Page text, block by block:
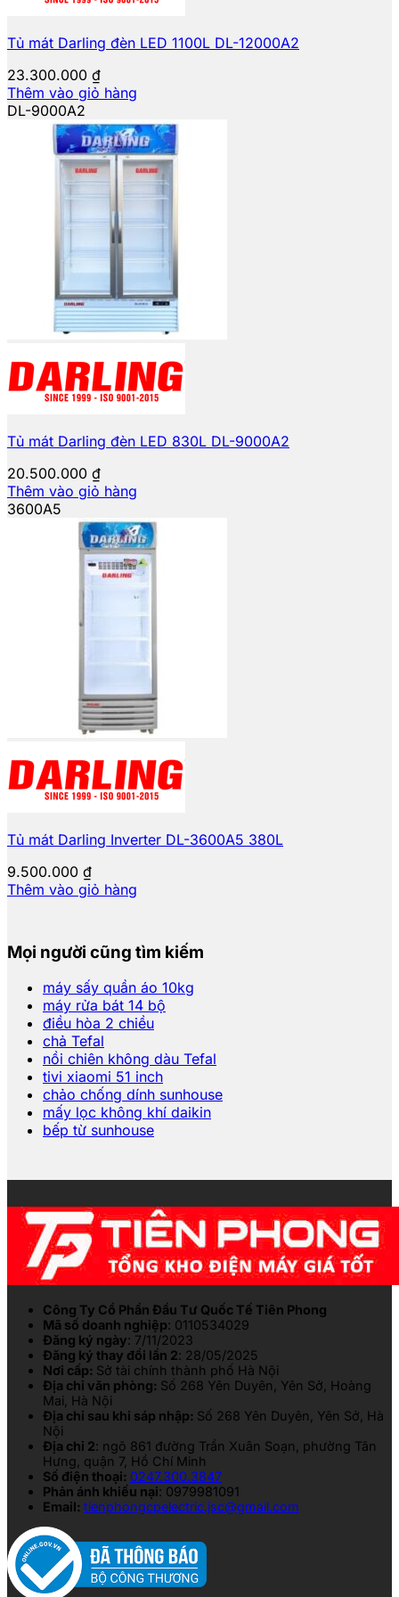
Tủ mát Darling đèn LED 1100L DL-12000A2
23.300.000 ₫
Thêm vào giỏ hàng
DL-9000A2
Tủ mát Darling đèn LED 830L DL-9000A2
20.500.000 ₫
Thêm vào giỏ hàng
3600A5
Tủ mát Darling Inverter DL-3600A5 380L
9.500.000 ₫
Thêm vào giỏ hàng
Mọi người cũng tìm kiếm
máy sấy quần áo 10kg
máy rửa bát 14 bộ
điều hòa 2 chiều
chả Tefal
nồi chiên không dàu Tefal
tivi xiaomi 51 inch
chảo chống dính sunhouse
mấy lọc không khí daikin
bếp từ sunhouse
Công Ty Cổ Phần Đầu Tư Quốc Tế Tiên Phong
Mã số doanh nghiệp: 0110534029
Đăng ký ngày: 7/11/2023
Đăng ký thay đổi lần 2: 28/05/2025
Nơi cấp: Sở tài chính thành phố Hà Nội
Địa chỉ văn phòng: Số 268 Yên Duyên, Yên Sở, Hoàng
Mai, Hà Nội
Địa chỉ sau khi sáp nhập: Số 268 Yên Duyên, Yên Sở, Hà
Nội
Địa chỉ 2: ngõ 861 đường Trần Xuân Soạn, phường Tân
Hưng, quận 7, Hồ Chí Minh
Số điện thoại: 0247.300.3847
Phản ánh khiếu nại: 0979981091
Email: tienphongcpelectric.jsc@gmail.com